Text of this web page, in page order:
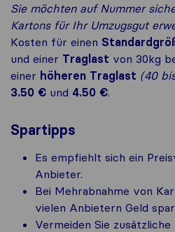
Sie möchten auf Nummer
Kartons für Ihr Umzugsgut
Kosten für einen
und einer Traglast von 30kg
einer höheren Traglast (40
3.50 € und 4.50 €.
Spartipps
Es empfiehlt sich ein
Anbieter.
Bei Mehrabnahme von
vielen Anbietern Geld
Vermeiden Sie